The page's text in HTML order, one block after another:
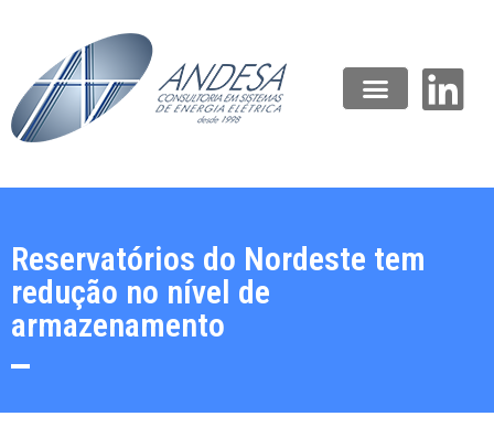
Reservatórios do Nordeste tem
redução no nível de
armazenamento